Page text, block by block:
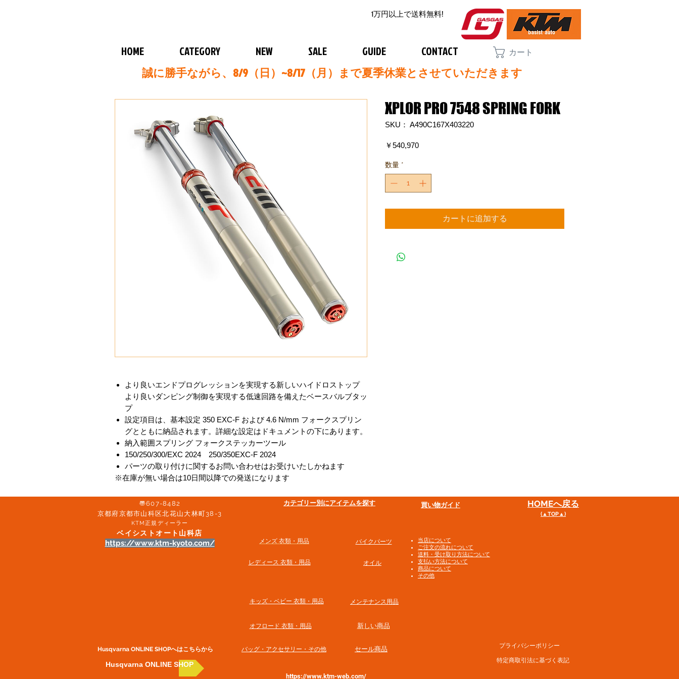
1万円以上で送料無料!
HOME CATEGORY NEW SALE GUIDE CONTACT カート
誠に勝手ながら、8/9（日）~8/17（月）まで夏季休業とさせていただきます
より良いエンドプログレッションを実現する新しいハイドロストップ
より良いダンピング制御を実現する低速回路を備えたベースバルブタッ
プ
設定項目は、基本設定 350 EXC-F および 4.6 N/mm フォークスプリン
グとともに納品されます。詳細な設定はドキュメントの下にあります。
納入範囲スプリング フォークステッカーツール
150/250/300/EXC 2024 250/350EXC-F 2024
パーツの取り付けに関するお問い合わせはお受けいたしかねます
※在庫が無い場合は10日間以降での発送になります
XPLOR PRO 7548 SPRING FORK
SKU： A490C167X403220
￥540,970価
数量 *
カートに追加する
〠607-8482
京都府京都市山科区北花山大林町38-3​
KTM正規ディーラー
ベイシストオート山科店
https://www.ktm-kyoto.com/
Husqvarna ONLINE SHOP​へはこちらから
Husqvarna ONLINE SHOP
​カテゴリー別にアイテムを探す
メンズ 衣類・用品
​レディース 衣類・用品
バイクパーツ
オイル
​キッズ・ベビー 衣類・用品
オフロード 衣類・用品
​バッグ・アクセサリー・その他
メンテナンス用品
新しい商品
​セール商品
買い物ガイド HOMEへ戻る
(▲TOP▲)
​当店について
ご注文の流れについて
送料・受け取り方法について
支払い方法について
商品について
その他
プライバシーポリシー
特定商取引法に基づく表記
https://www.ktm-web.com/